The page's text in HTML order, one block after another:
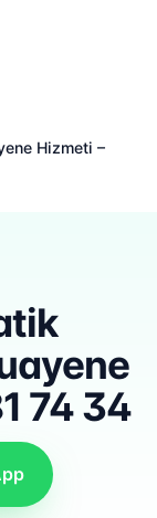
Hizmeti –
74 34